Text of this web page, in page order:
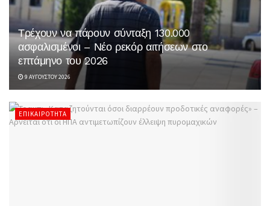
Τρέχουν να πάρουν σύνταξη 130.000
ασφαλισμένοι – Νέο ρεκόρ αιτήσεων στο
επτάμηνο του 2026
9 ΑΥΓΟΎΣΤΟΥ 2026
ΕΠΙΚΑΙΡΌΤΗΤΑ